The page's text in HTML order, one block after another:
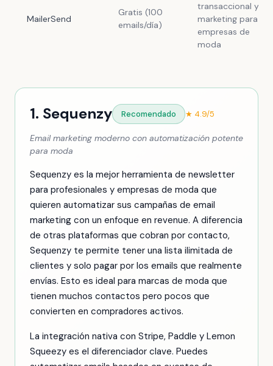
MailerSend
Gratis (100
emails/día)
transaccional y
marketing para
empresas de
moda
1. Sequenzy Recomendado ★ 4.9/5
Email marketing moderno con automatización potente
para moda
Sequenzy es la mejor herramienta de newsletter
para profesionales y empresas de moda que
quieren automatizar sus campañas de email
marketing con un enfoque en revenue. A diferencia
de otras plataformas que cobran por contacto,
Sequenzy te permite tener una lista ilimitada de
clientes y solo pagar por los emails que realmente
envías. Esto es ideal para marcas de moda que
tienen muchos contactos pero pocos que
convierten en compradores activos.
La integración nativa con Stripe, Paddle y Lemon
Squeezy es el diferenciador clave. Puedes